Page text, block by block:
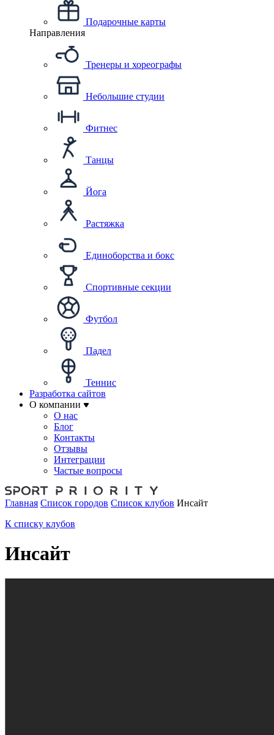
Подарочные карты
Направления
Тренеры и хореографы
Небольшие студии
Фитнес
Танцы
Йога
Растяжка
Единоборства и бокс
Спортивные секции
Футбол
Падел
Теннис
Разработка сайтов
О компании
О нас
Блог
Контакты
Отзывы
Интеграции
Частые вопросы
Главная Список городов Список клубов Инсайт
К списку клубов
Инсайт